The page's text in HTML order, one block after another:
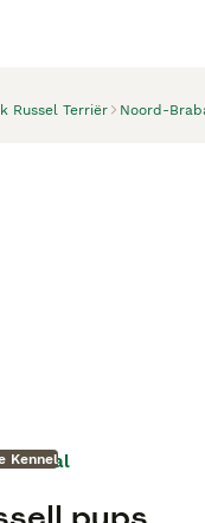
Russel Terriër Noord-
Kennel